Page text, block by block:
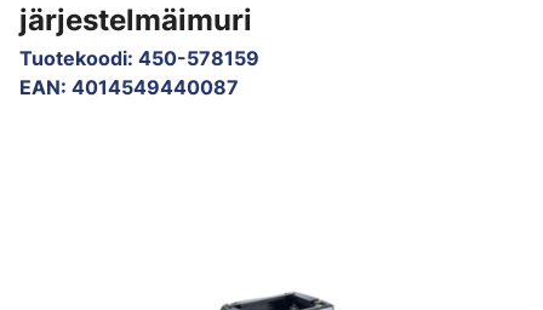
järjestelmäimuri
Tuotekoodi: 450-578159
EAN: 4014549440087